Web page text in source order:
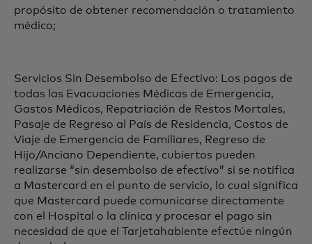
propósito de obtener recomendación o tratamiento
médico;
Servicios Sin Desembolso de Efectivo: Los pagos de
todas las Evacuaciones Médicas de Emergencia,
Gastos Médicos, Repatriación de Restos Mortales,
Pasaje de Regreso al País de Residencia, Costos de
Viaje de Emergencia de Familiares, Regreso de
Hijo/Anciano Dependiente, cubiertos pueden
realizarse “sin desembolso de efectivo” si se notifica
a Mastercard en el punto de servicio, lo cual significa
que Mastercard puede comunicarse directamente
con el Hospital o la clínica y procesar el pago sin
necesidad de que el Tarjetahabiente efectúe ningún